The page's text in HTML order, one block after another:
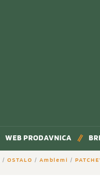
WEB PRODAVNICA
/ OSTALO / Amblemi /